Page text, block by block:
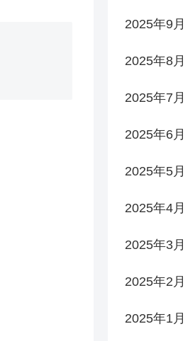
2025年9月
2025年8月
2025年7月
2025年6月
2025年5月
2025年4月
2025年3月
2025年2月
2025年1月